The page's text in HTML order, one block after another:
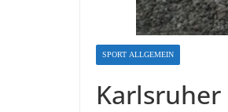
SPORT ALLGEMEIN